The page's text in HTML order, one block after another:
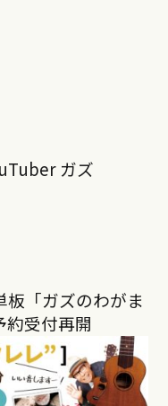
ガズ
「ガズのわがま
約受付再開